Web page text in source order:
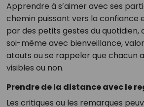
Apprendre à s’aimer avec ses
chemin puissant vers la confiance
par des petits gestes du
soi-même avec bienveillance,
atouts ou se rappeler que chacun
visibles ou non.
Prendre de la distance avec le
Les critiques ou les remarques